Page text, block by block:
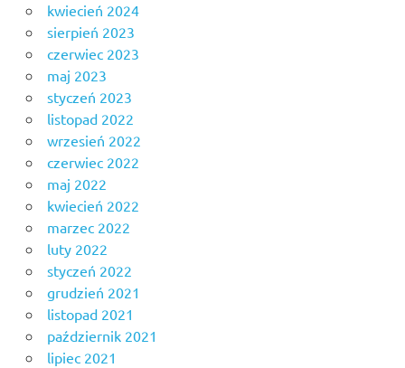
kwiecień 2024
sierpień 2023
czerwiec 2023
maj 2023
styczeń 2023
listopad 2022
wrzesień 2022
czerwiec 2022
maj 2022
kwiecień 2022
marzec 2022
luty 2022
styczeń 2022
grudzień 2021
listopad 2021
październik 2021
lipiec 2021